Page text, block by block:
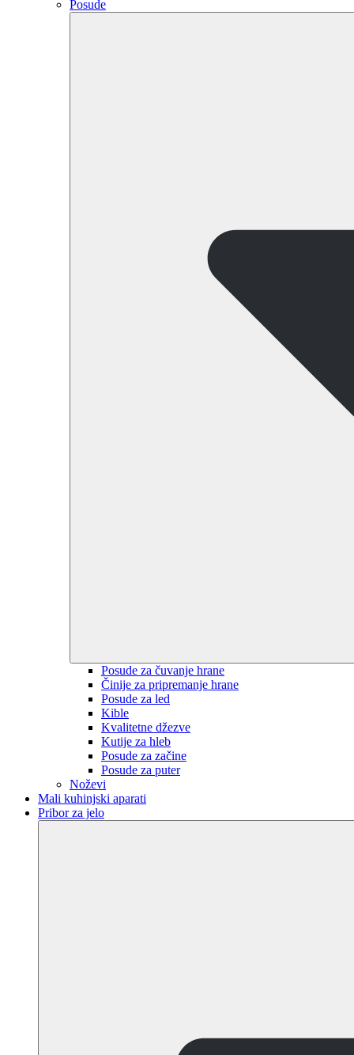
Posude
Posude za čuvanje hrane
Činije za pripremanje hrane
Posude za led
Kible
Kvalitetne džezve
Kutije za hleb
Posude za začine
Posude za puter
Noževi
Mali kuhinjski aparati
Pribor za jelo